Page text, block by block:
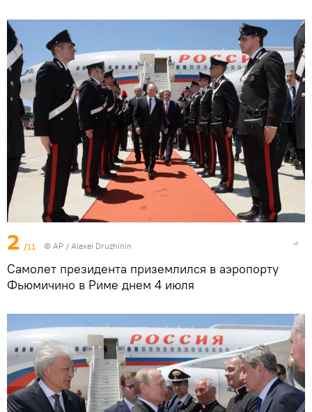
2 /11 © AP / Alexei Druzhinin
Самолет президента приземлился в аэропорту
Фьюмичино в Риме днем 4 июля